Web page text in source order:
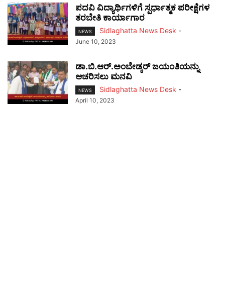
ಪದವಿ ವಿದ್ಯಾರ್ಥಿಗಳಿಗೆ ಸ್ಪರ್ಧಾತ್ಮಕ ಪರೀಕ್ಷೆಗಳ
ತರಬೇತಿ ಕಾರ್ಯಾಗಾರ
NEWS Sidlaghatta News Desk -
June 10, 2023
ಡಾ.ಬಿ.ಆರ್.ಅಂಬೇಡ್ಕರ್ ಜಯಂತಿಯನ್ನು
ಆಚರಿಸಲು ಮನವಿ
NEWS Sidlaghatta News Desk -
April 10, 2023